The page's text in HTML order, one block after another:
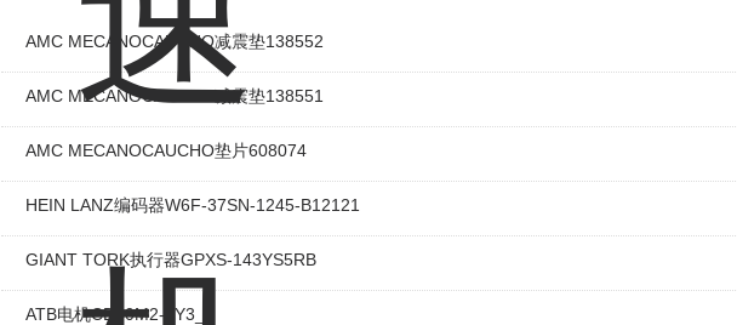
AMC MECANOCAUCHO减震垫138552
AMC MECANOCAUCHO减震垫138551
AMC MECANOCAUCHO垫片608074
HEIN LANZ编码器W6F-37SN-1245-B12121
GIANT TORK执行器GPXS-143YS5RB
ATB电机CD80M2-4Y3_2